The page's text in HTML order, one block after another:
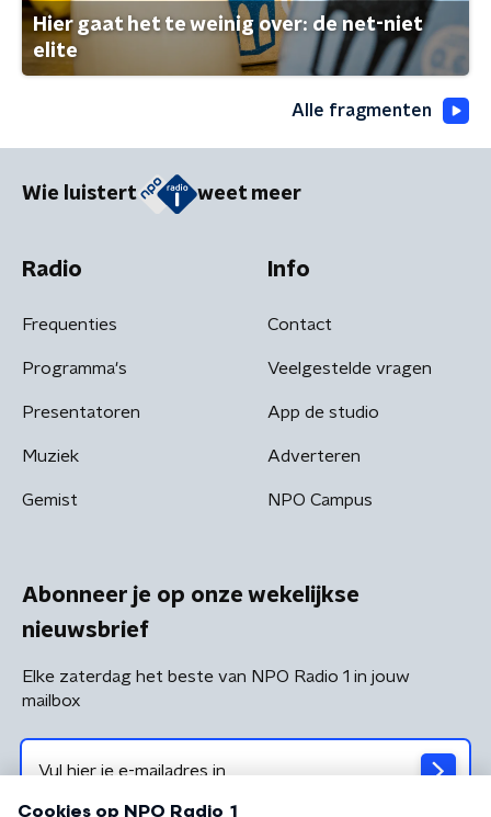
Hier gaat het te weinig over: de net-niet
elite
Alle fragmenten
Wie luistert weet meer
Radio
Frequenties
Programma's
Presentatoren
Muziek
Gemist
Info
Contact
Veelgestelde vragen
App de studio
Adverteren
NPO Campus
Abonneer je op onze wekelijkse
nieuwsbrief
Elke zaterdag het beste van NPO Radio 1 in jouw
mailbox